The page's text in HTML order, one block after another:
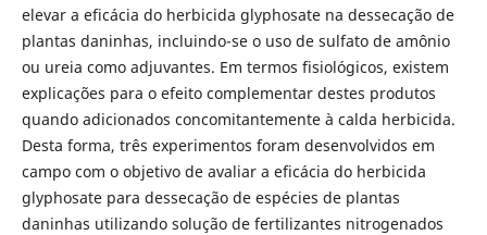
elevar a eficácia do herbicida glyphosate na dessecação de
plantas daninhas, incluindo-se o uso de sulfato de amônio
ou ureia como adjuvantes. Em termos fisiológicos, existem
explicações para o efeito complementar destes produtos
quando adicionados concomitantemente à calda herbicida.
Desta forma, três experimentos foram desenvolvidos em
campo com o objetivo de avaliar a eficácia do herbicida
glyphosate para dessecação de espécies de plantas
daninhas utilizando solução de fertilizantes nitrogenados